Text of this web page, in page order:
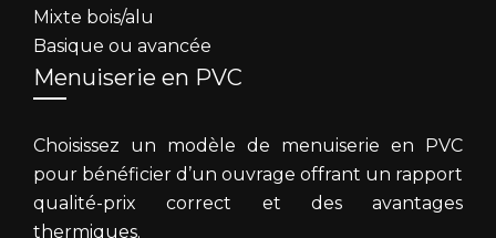
Mixte bois/alu
Basique ou avancée
Menuiserie en PVC
Choisissez un modèle de menuiserie en PVC
pour bénéficier d’un ouvrage offrant un rapport
qualité-prix correct et des avantages
thermiques.